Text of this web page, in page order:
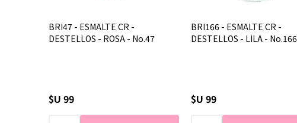
BRI47 - ESMALTE CR -
DESTELLOS - ROSA - No.47
$U 99
BRI166 - ESMALTE CR -
DESTELLOS - LILA - No.166
$U 99